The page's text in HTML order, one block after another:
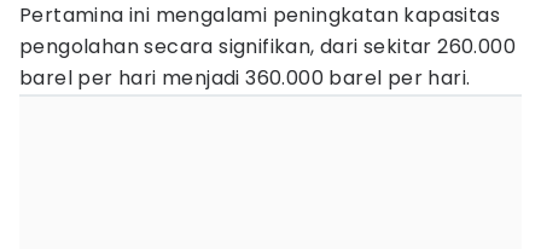
Pertamina ini mengalami peningkatan kapasitas
pengolahan secara signifikan, dari sekitar 260.000
barel per hari menjadi 360.000 barel per hari.